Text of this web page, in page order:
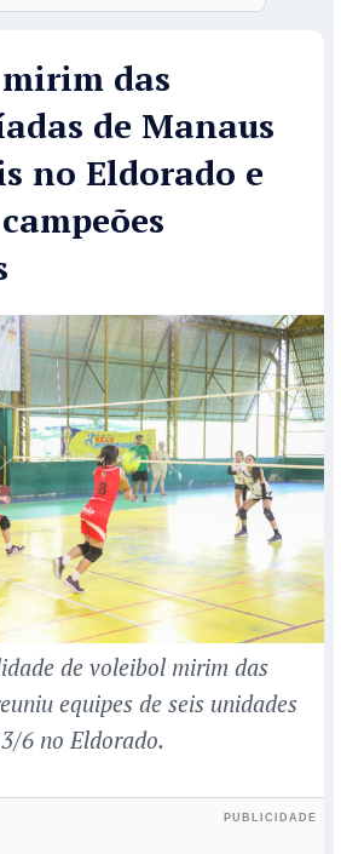
das
de Manaus
no Eldorado e
de voleibol mirim das
equipes de seis unidades
6 no Eldorado.